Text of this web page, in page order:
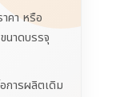
คา หรือ
นาดบรรจุ
การผลิตเดิม